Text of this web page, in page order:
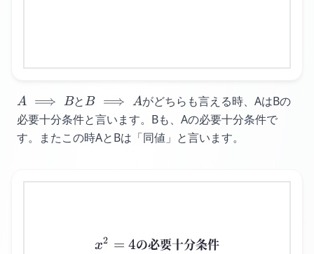
A
\implies
B
A ⟹ BとB
\implies
A
B ⟹ Aがどちらも言える時、 AはBの
必要十分条件と言います。 Bも、Aの必要十分条件で
す。
またこの時AとBは「同値」と言います。
x^2=4
x2 = 4の必要十分条件